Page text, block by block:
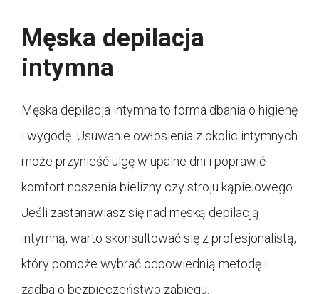
Męska depilacja
intymna
Męska depilacja intymna to forma dbania o higienę
i wygodę. Usuwanie owłosienia z okolic intymnych
może przynieść ulgę w upalne dni i poprawić
komfort noszenia bielizny czy stroju kąpielowego.
Jeśli zastanawiasz się nad męską depilacją
intymną, warto skonsultować się z profesjonalistą,
który pomoże wybrać odpowiednią metodę i
zadba o bezpieczeństwo zabiegu.